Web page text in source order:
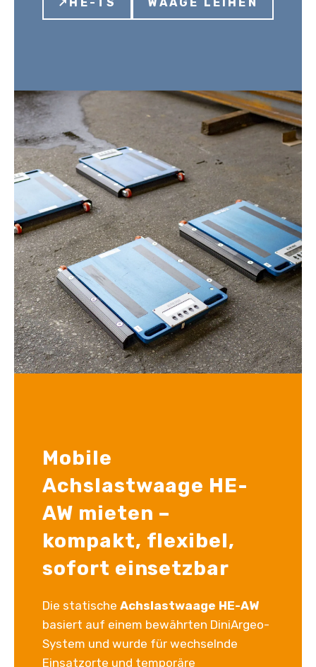
Mobile
Achslastwaage HE-
AW mieten –
kompakt, flexibel,
sofort einsetzbar
Die statische Achslastwaage HE-AW
basiert auf einem bewährten DiniArgeo-
System und wurde für wechselnde
Einsatzorte und temporäre